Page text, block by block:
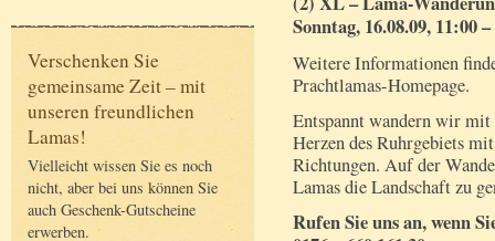
Verschenken Sie
gemeinsame Zeit – mit
unseren freundlichen
Lamas!
Vielleicht wissen Sie es noch
nicht, aber bei uns können Sie
auch Geschenk-Gutscheine
erwerben.
Sonntag, 16.08.09, 11:00
Weitere Informationen
Prachtlamas-Homepage.
Entspannt wandern wir
Herzen des Ruhrgebiets
Richtungen. Auf der
Lamas die Landschaft zu
Rufen Sie uns an, wenn